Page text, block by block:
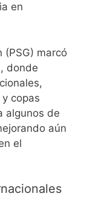
en
(PSG) marcó
donde
copas
algunos de
aún
el